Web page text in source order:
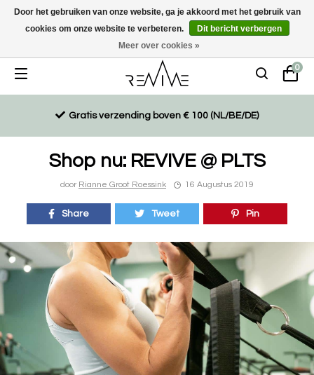
Duurzaam, eco-vriendelijk en ethisch gemaakte producten
0
Gratis verzending boven € 100 (NL/BE/DE)
Shop nu: REVIVE @ PLTS
door Rianne Groot Roessink 16 Augustus 2019
Share Tweet Pin
Door het gebruiken van onze website, ga je akkoord met het gebruik van
cookies om onze website te verbeteren.
Dit bericht verbergen
Meer over cookies »